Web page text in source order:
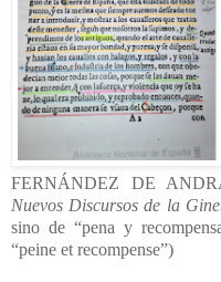
FERNÁNDEZ DE
Nuevos Discursos de la
sino de “pena y
“peine et recompense”)